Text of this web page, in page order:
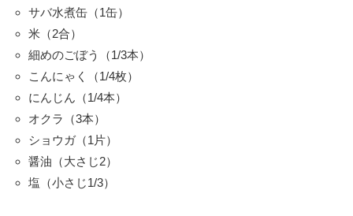
サバ水煮缶（1缶）
米（2合）
細めのごぼう（1/3本）
こんにゃく（1/4枚）
にんじん（1/4本）
オクラ（3本）
ショウガ（1片）
醤油（大さじ2）
塩（小さじ1/3）